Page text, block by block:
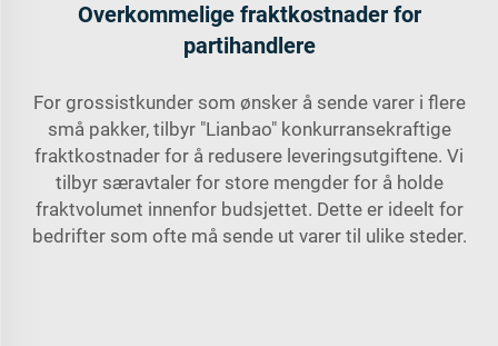
Overkommelige fraktkostnader for
partihandlere
For grossistkunder som ønsker å sende varer i flere
små pakker, tilbyr "Lianbao" konkurransekraftige
fraktkostnader for å redusere leveringsutgiftene. Vi
tilbyr særavtaler for store mengder for å holde
fraktvolumet innenfor budsjettet. Dette er ideelt for
bedrifter som ofte må sende ut varer til ulike steder.